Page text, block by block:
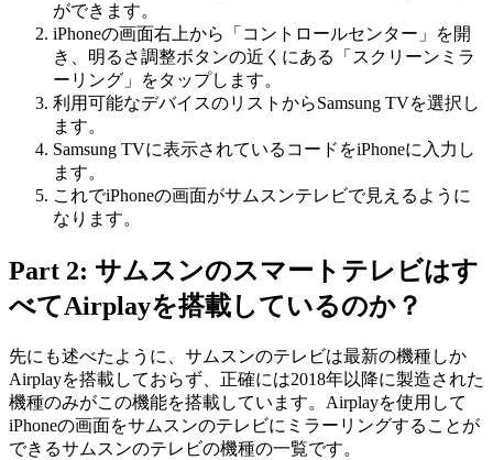
ができます。
iPhoneの画面右上から「コントロールセンター」を開
き、明るさ調整ボタンの近くにある「スクリーンミラ
ーリング」をタップします。
利用可能なデバイスのリストからSamsung TVを選択し
ます。
Samsung TVに表示されているコードをiPhoneに入力し
ます。
これでiPhoneの画面がサムスンテレビで見えるように
なります。
Part 2: サムスンのスマートテレビはす
べてAirplayを搭載しているのか？
先にも述べたように、サムスンのテレビは最新の機種しか
Airplayを搭載しておらず、正確には2018年以降に製造された
機種のみがこの機能を搭載しています。Airplayを使用して
iPhoneの画面をサムスンのテレビにミラーリングすることが
できるサムスンのテレビの機種の一覧です。